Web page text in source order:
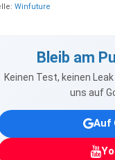
Winfuture
Bleib am
Keinen Test, keinen
uns auf
Auf